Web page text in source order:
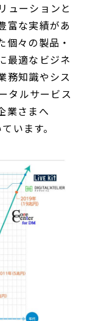
ューションと
富な実績があ
個々の製品・
最適なビジネ
務知識やシス
タルサービス
業さまへ
います。